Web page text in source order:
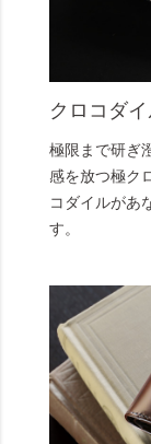
クロコダ
極限まで研ぎ
感を放つ極ク
コダイルがあ
す。